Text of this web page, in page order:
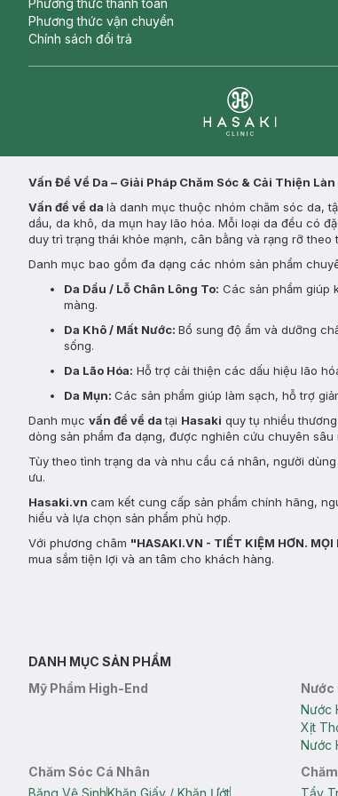
Phương thức thanh toán
Phương thức vận chuyển
Chính sách đổi trả
Vấn Đề Về Da – Giải Pháp Chăm Sóc & Cải Thiện
Vấn đề về da là danh mục thuộc nhóm chăm sóc da,
dầu, da khô, da mụn hay lão hóa. Mỗi loại da đều có
duy trì trạng thái khỏe mạnh, cân bằng và rạng rỡ theo
Danh mục bao gồm đa dạng các nhóm sản phẩm
Da Dầu / Lỗ Chân Lông To: Các sản phẩm giúp
màng.
Da Khô / Mất Nước: Bổ sung độ ẩm và dưỡng
sống.
Da Lão Hóa: Hỗ trợ cải thiện các dấu hiệu lão
Da Mụn: Các sản phẩm giúp làm sạch, hỗ trợ
Danh mục vấn đề về datại Hasaki quy tụ nhiều
dòng sản phẩm đa dạng, được nghiên cứu chuyên
Tùy theo tình trạng da và nhu cầu cá nhân, người
ưu.
Hasaki.vn cam kết cung cấp sản phẩm chính hãng,
hiểu và lựa chọn sản phẩm phù hợp.
Với phương châm "HASAKI.VN - TIẾT KIỆM HƠN. MỌI
mua sắm tiện lợi và an tâm cho khách hàng.
DANH MỤC SẢN PHẨM
Mỹ Phẩm High-End
Nước
Nước
Xịt
Nước
Chăm Sóc Cá Nhân
Băng Vệ SinhKhăn Giấy / Khăn Ướt
Tẩy